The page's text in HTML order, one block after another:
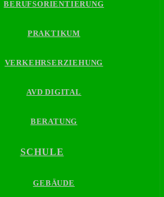
BERUFSORIENTIERUNG
PRAKTIKUM
VERKEHRSERZIEHUNG
AVD DIGITAL
BERATUNG
SCHULE
GEBÄUDE